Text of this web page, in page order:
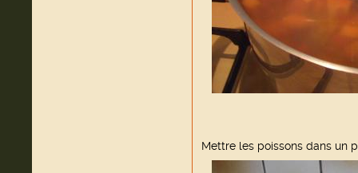
Mettre les poissons dans un